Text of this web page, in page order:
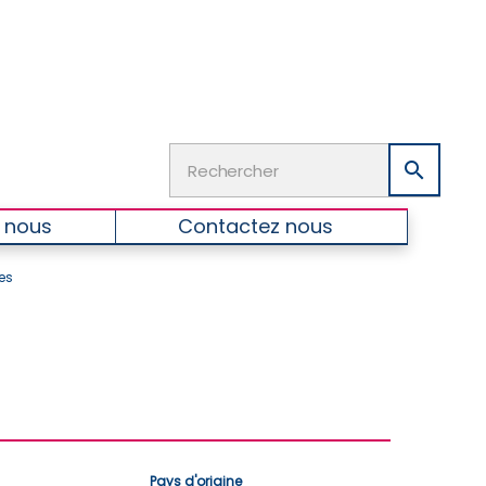

Contactez nous
Pays d'origine